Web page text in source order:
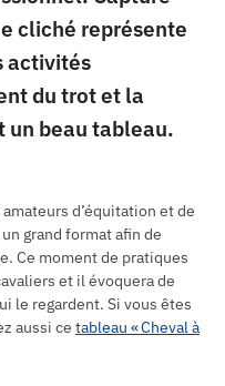
cliché représente
activités
du trot et la
un beau tableau.
d’équitation et de
grand format afin de
Ce moment de pratiques
et il évoquera de
le regardent. Si vous êtes
aussi ce tableau « Cheval à